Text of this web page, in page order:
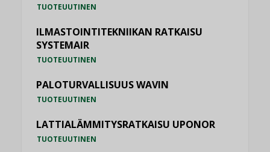
TUOTEUUTINEN
ILMASTOINTITEKNIIKAN RATKAISU
SYSTEMAIR
TUOTEUUTINEN
PALOTURVALLISUUS WAVIN
TUOTEUUTINEN
LATTIALÄMMITYSRATKAISU UPONOR
TUOTEUUTINEN